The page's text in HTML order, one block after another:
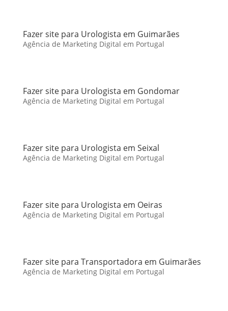
Fazer site para Urologista em Guimarães
Agência de Marketing Digital em Portugal
Fazer site para Urologista em Gondomar
Agência de Marketing Digital em Portugal
Fazer site para Urologista em Seixal
Agência de Marketing Digital em Portugal
Fazer site para Urologista em Oeiras
Agência de Marketing Digital em Portugal
Fazer site para Transportadora em Guimarães
Agência de Marketing Digital em Portugal